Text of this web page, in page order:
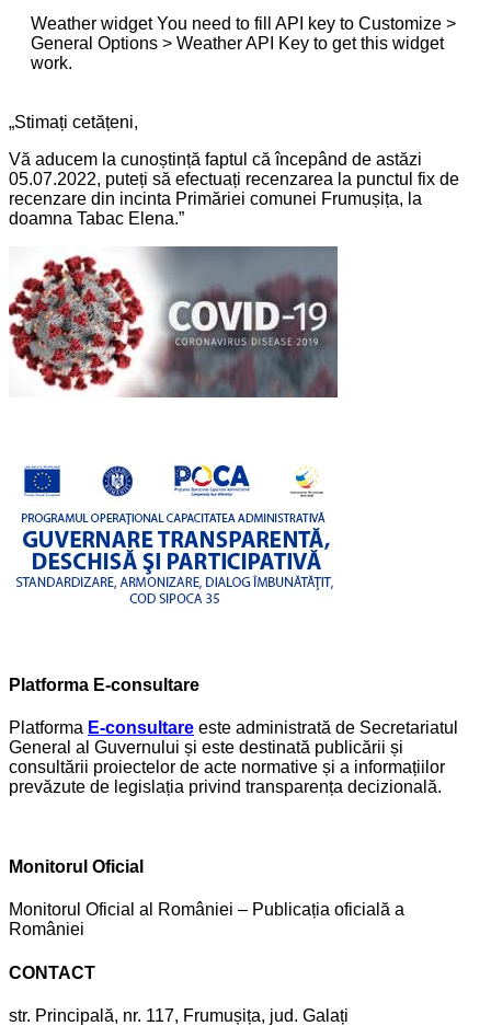
Weather widgetYou need to fill API key to Customize >
General Options > Weather API Key to get this widget
work.
„Stimați cetățeni,
Vă aducem la cunoștință faptul că începând de astăzi
05.07.2022, puteți să efectuați recenzarea la punctul fix de
recenzare din incinta Primăriei comunei Frumușița, la
doamna Tabac Elena.”
Platforma E-consultare
Platforma E-consultare este administrată de Secretariatul
General al Guvernului și este destinată publicării și
consultării proiectelor de acte normative și a informațiilor
prevăzute de legislația privind transparența decizională.
Monitorul Oficial
Monitorul Oficial al României – Publicația oficială a
României
CONTACT
str. Principală, nr. 117, Frumușița, jud. Galați